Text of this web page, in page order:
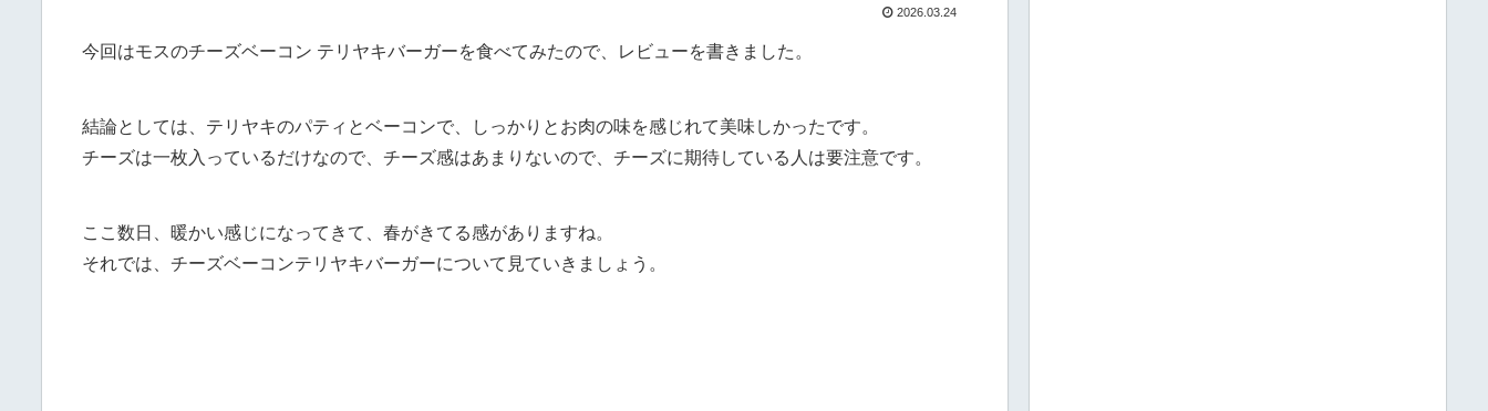
2026.03.24
今回はモスのチーズベーコン テリヤキバーガーを食べてみたので、レビューを書きました。
結論としては、テリヤキのパティとベーコンで、しっかりとお肉の味を感じれて美味しかったです。
チーズは一枚入っているだけなので、チーズ感はあまりないので、チーズに期待している人は要注意です。
ここ数日、暖かい感じになってきて、春がきてる感がありますね。
それでは、チーズベーコンテリヤキバーガーについて見ていきましょう。